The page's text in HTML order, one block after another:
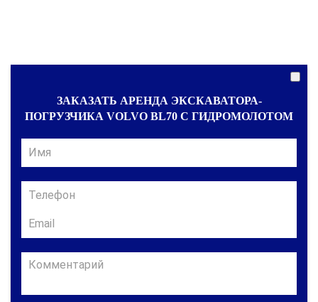
ЗАКАЗАТЬ АРЕНДА ЭКСКАВАТОРА-
ПОГРУЗЧИКА VOLVO BL70 С ГИДРОМОЛОТОМ